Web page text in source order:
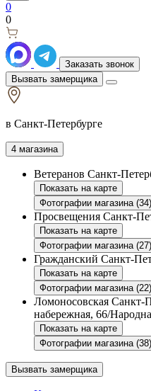
0
0
Заказать звонок
Вызвать замерщика
в Санкт-Петербурге
4 магазина
Ветеранов Санкт-
Показать на карте
Фотографии магазина (34)
Просвещения Санкт-
Показать на карте
Фотографии магазина (27)
Гражданский Санкт-
Показать на карте
Фотографии магазина (22)
Ломоносовская Санкт-
набережная, 66/
Показать на карте
Фотографии магазина (38)
Вызвать замерщика